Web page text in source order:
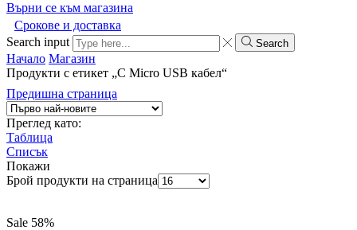
Върни се към магазина
Срокове и доставка
Search input
Search
Начало Магазин
Продукти с етикет „С Micro USB кабел“
Предишна страница
Преглед като:
Таблица
Списък
Покажи
Брой продукти на страница
Sale 58%